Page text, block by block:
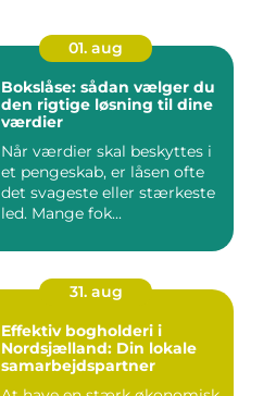
01. aug
Bokslåse: sådan vælger du
den rigtige løsning til dine
værdier
Når værdier skal beskyttes i
et pengeskab, er låsen ofte
det svageste eller stærkeste
led. Mange fok...
31. aug
Effektiv bogholderi i
Nordsjælland: Din lokale
samarbejdspartner